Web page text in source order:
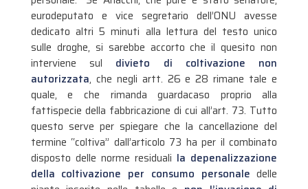
eurodeputato e vice segretario dell’ONU avesse
dedicato altri 5 minuti alla lettura del testo unico
sulle droghe, si sarebbe accorto che il quesito non
interviene sul divieto di coltivazione non
autorizzata, che negli artt. 26 e 28 rimane tale e
quale, e che rimanda guardacaso proprio alla
fattispecie della fabbricazione di cui all’art. 73. Tutto
questo serve per spiegare che la cancellazione del
termine “coltiva” dall’articolo 73 ha per il combinato
disposto delle norme residuali la depenalizzazione
della coltivazione per consumo personale delle